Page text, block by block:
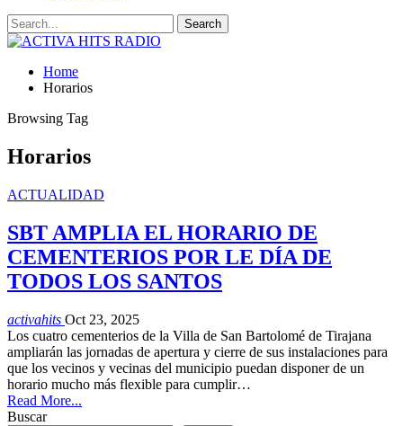
Home
Horarios
Browsing Tag
Horarios
ACTUALIDAD
SBT AMPLIA EL HORARIO DE
CEMENTERIOS POR LE DÍA DE
TODOS LOS SANTOS
activahits Oct 23, 2025
Los cuatro cementerios de la Villa de San Bartolomé de Tirajana
ampliarán las jornadas de apertura y cierre de sus instalaciones para
que los vecinos y vecinas del municipio puedan disponer de un
horario mucho más flexible para cumplir…
Read More...
Buscar